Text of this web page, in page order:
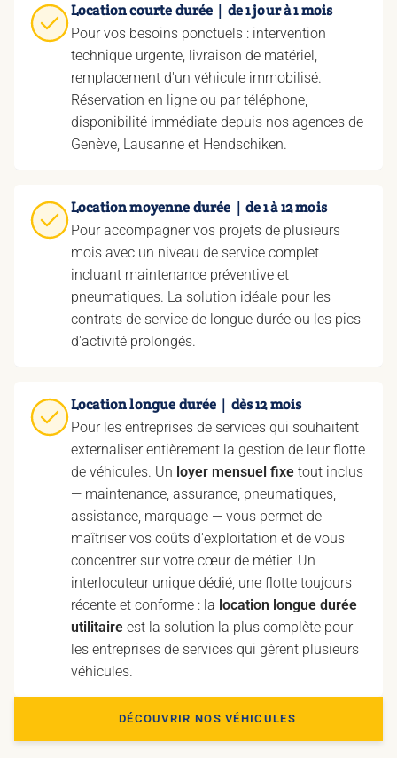
Location courte durée｜de 1 jour à 1 mois
Pour vos besoins ponctuels : intervention
technique urgente, livraison de matériel,
remplacement d'un véhicule immobilisé.
Réservation en ligne ou par téléphone,
disponibilité immédiate depuis nos agences de
Genève, Lausanne et Hendschiken.
Location moyenne durée｜de 1 à 12 mois
Pour accompagner vos projets de plusieurs
mois avec un niveau de service complet
incluant maintenance préventive et
pneumatiques. La solution idéale pour les
contrats de service de longue durée ou les pics
d'activité prolongés.
Location longue durée｜dès 12 mois
Pour les entreprises de services qui souhaitent
externaliser entièrement la gestion de leur flotte
de véhicules. Un loyer mensuel fixe tout inclus
— maintenance, assurance, pneumatiques,
assistance, marquage — vous permet de
maîtriser vos coûts d'exploitation et de vous
concentrer sur votre cœur de métier. Un
interlocuteur unique dédié, une flotte toujours
récente et conforme : la location longue durée
utilitaire est la solution la plus complète pour
les entreprises de services qui gèrent plusieurs
véhicules.
DÉCOUVRIR NOS VÉHICULES